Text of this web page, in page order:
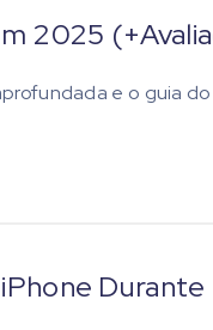
2025
e o guia
Durante